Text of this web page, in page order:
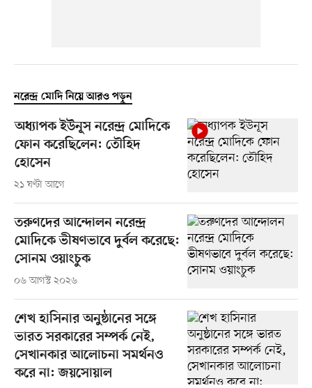
নরেন্দ্র মোদি নিয়ে আরও পড়ুন
অধ্যাপক ইউনূস নরেন্দ্র মোদিকে
ফোন করেছিলেন: তৌহিদ
হোসেন
২১ ঘণ্টা আগে
তরুণদের আন্দোলন নরেন্দ্র
মোদিকে ভীষণভাবে দুর্বল করেছে:
সোনম ওয়াংচুক
০৬ আগস্ট ২০২৬
শেখ হাসিনার অনুষ্ঠানের সঙ্গে
ভারত সরকারের সম্পর্ক নেই,
সেখানকার আলোচনা সমর্থনও
করে না: জয়সোয়াল